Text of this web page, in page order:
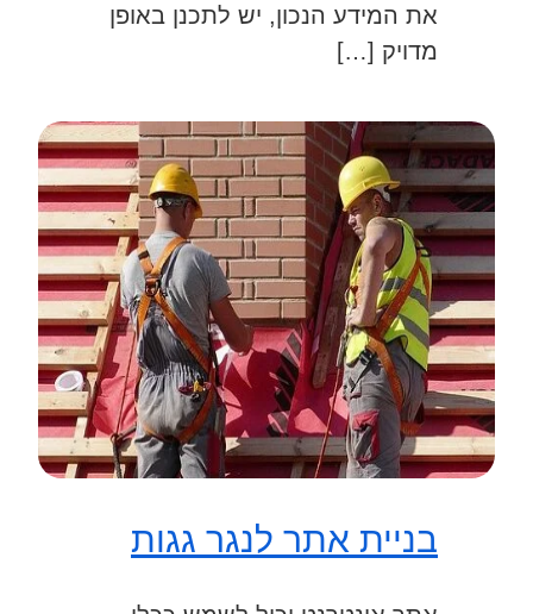
את המידע הנכון, יש לתכנן באופן
מדויק […]
בניית אתר לנגר גגות